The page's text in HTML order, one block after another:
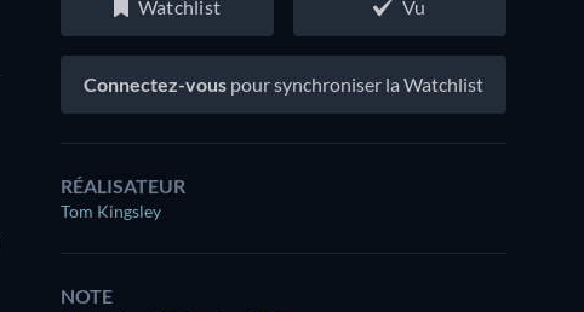
Watchlist Vu
Connectez-vous pour synchroniser la Watchlist
RÉALISATEUR
Tom Kingsley
NOTE